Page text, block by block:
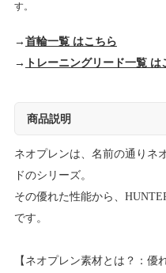
す。
→ 首輪一覧 はこちら
→ トレーニングリード一覧 は
商品説明
ネオプレンは、名前の通りネ
ドのシリーズ。
その優れた性能から、
です。
【ネオプレン素材とは？：優